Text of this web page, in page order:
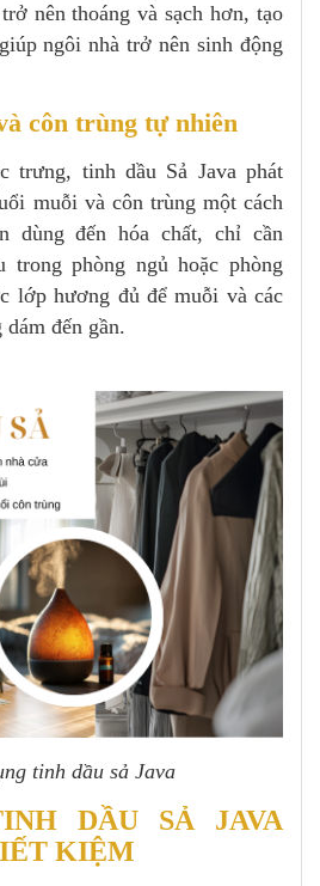
nên thoáng và sạch hơn, tạo
ngôi nhà trở nên sinh động
côn trùng tự nhiên
trưng, tinh dầu Sả Java phát
muỗi và côn trùng một cách
dùng đến hóa chất, chỉ cần
trong phòng ngủ hoặc phòng
lớp hương đủ để muỗi và các
đến gần.
tinh dầu sả Java
DẦU SẢ JAVA
KIỆM